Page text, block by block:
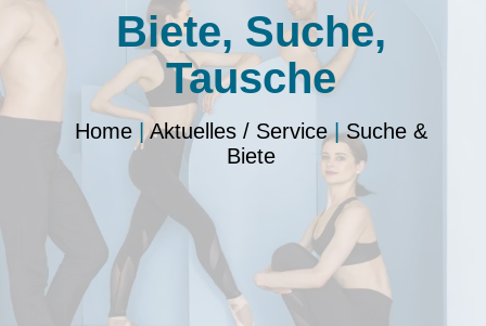
Biete, Suche,
Tausche
Home |Aktuelles / Service|Suche &
Biete